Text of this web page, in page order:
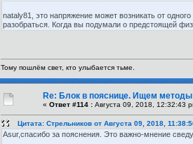
nataly81, это напряжение может возникать от
разобраться. Когда вы подумали о предстоящей
Тому пошлём свет, кто улыбается тьме.
Re: Блок в пояснице. Ищем методы
« Ответ #114 : Августа 09, 2018, 12:32:43
Цитата: Стрельников от Августа 09, 2018,
Asur,спасибо за пояснения. Это важно-мнение